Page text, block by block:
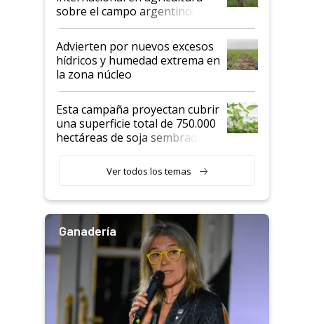
sobre el campo argentino:
"Estoy muy impresionado"
Advierten por nuevos excesos
hídricos y humedad extrema en
la zona núcleo
Esta campaña proyectan cubrir
una superficie total de 750.000
hectáreas de soja sembradas
variedades que marcan un
salto tecnológico en genética y
Ver todos los temas
Ganadería